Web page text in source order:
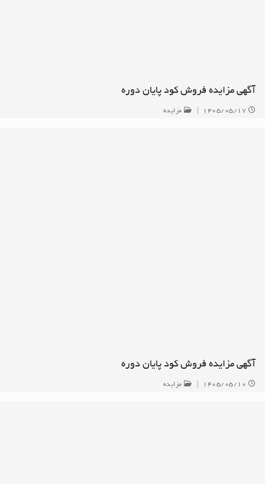
آگهی مزایده فروش کود پایان دوره
۱۴۰۵/۰۵/۱۷ مزایده
آگهی مزایده فروش کود پایان دوره
۱۴۰۵/۰۵/۱۰ مزایده